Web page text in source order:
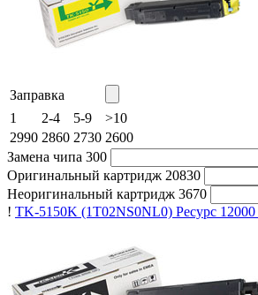
Заправка
1
2-4 5-9
>10
2990 2860 2730 2600
Замена чипа 300
Оригинальный картридж 20830
Неоригинальный картридж 3670
! TK-5150K (1T02NS0NL0) Ресурс 12000